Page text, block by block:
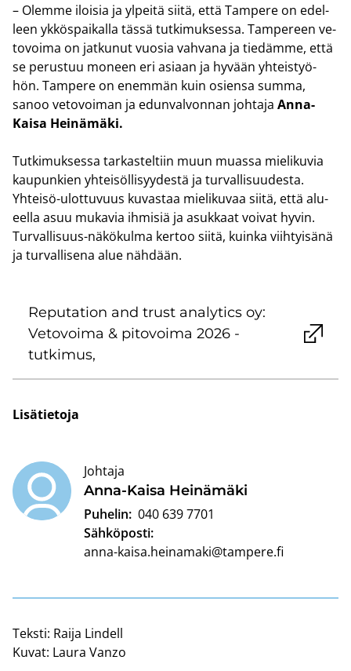
– Olem­me iloi­sia ja yl­pei­tä siitä, että Tam­pe­re on edel­
leen yk­kös­pai­kal­la tässä tut­ki­muk­ses­sa. Tam­pe­reen ve­
to­voi­ma on jat­ku­nut vuo­sia vah­va­na ja tie­däm­me, että
se pe­rus­tuu mo­neen eri asi­aan ja hy­vään yh­teis­työ­
hön. Tam­pe­re on enem­män kuin osien­sa summa,
sanoo ve­to­voi­man ja edun­val­von­nan joh­ta­ja Anna-​
Kaisa Hei­nä­mä­ki.
Tut­ki­muk­ses­sa tar­kas­tel­tiin muun muas­sa mie­li­ku­via
kau­pun­kien yh­tei­söl­li­syy­des­tä ja tur­val­li­suu­des­ta.
Yhteisö-​ulottuvuus ku­vas­taa mie­li­ku­vaa siitä, että alu­
eel­la asuu mu­ka­via ih­mi­siä ja asuk­kaat voi­vat hyvin.
Turvallisuus-​näkökulma ker­too siitä, kuin­ka viih­tyi­sä­nä
ja tur­val­li­se­na alue näh­dään.
Re­pu­ta­tion and trust ana­ly­tics oy:
Ve­to­voi­ma & pi­to­voi­ma 2026 -​
tutkimus,
Li­sä­tie­to­ja
Anna-​Kaisa Hei­nä­mä­ki
Johtaja
Puhelin: 040 639 7701
Sähköposti:
anna-kaisa.heinamaki@tampere.fi
Teksti: Raija Lindell
Kuvat: Laura Vanzo